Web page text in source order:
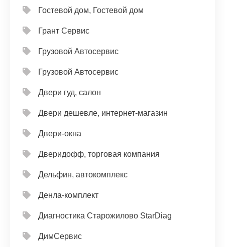
Гостевой дом, Гостевой дом
Грант Сервис
Грузовой Автосервис
Грузовой Автосервис
Двери гуд, салон
Двери дешевле, интернет-магазин
Двери-окна
Дверидофф, торговая компания
Дельфин, автокомплекс
Денла-комплект
Диагностика Старожилово StarDiag
ДимСервис